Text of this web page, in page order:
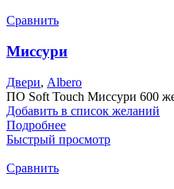
Сравнить
Миссури
Двери, Albero
ПО Soft Touch Миссури 600
Добавить в список желаний
Подробнее
Быстрый просмотр
Сравнить